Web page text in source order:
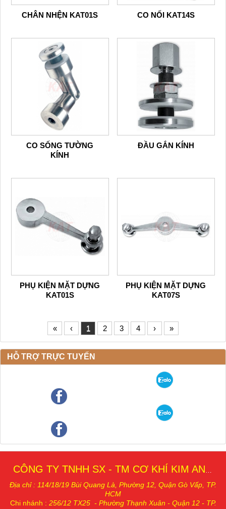
CHÂN NHỆN KAT01S CO NỐI KAT14S
CO SỐNG TƯỜNG
KÍNH
ĐẦU GẮN KÍNH
PHỤ KIỆN MẶT DỰNG
KAT01S
PHỤ KIỆN MẶT DỰNG
KAT07S
« ‹ 1 2 3 4 › »
HỖ TRỢ TRỰC TUYẾN
CÔNG TY TNHH SX - TM CƠ KHÍ KIM AN THÁI
Địa chỉ : 114/18/19 Bùi Quang Là, Phường 12, Quận Gò Vấp, TP.
HCM
Chi nhánh : 256/12 TX25 - Phường Thạnh Xuân - Quận 12 - TP.